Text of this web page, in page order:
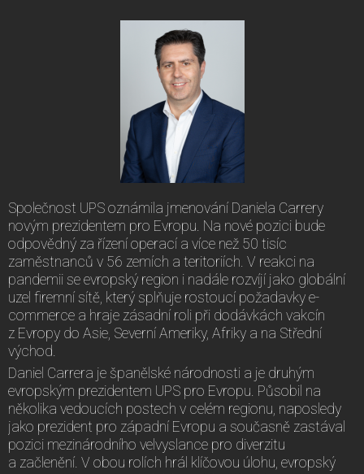
Společnost UPS oznámila jmenování Daniela Carrery
novým prezidentem pro Evropu. Na nové pozici bude
odpovědný za řízení operací a více než 50 tisíc
zaměstnanců v 56 zemích a teritoriích. V reakci na
pandemii se evropský region i nadále rozvíjí jako globální
uzel firemní sítě, který splňuje rostoucí požadavky e-
commerce a hraje zásadní roli při dodávkách vakcín
z Evropy do Asie, Severní Ameriky, Afriky a na Střední
východ.
Daniel Carrera je španělské národnosti a je druhým
evropským prezidentem UPS pro Evropu. Působil na
několika vedoucích postech v celém regionu, naposledy
jako prezident pro západní Evropu a současně zastával
pozici mezinárodního velvyslance pro diverzitu
a začlenění. V obou rolích hrál klíčovou úlohu, evropský